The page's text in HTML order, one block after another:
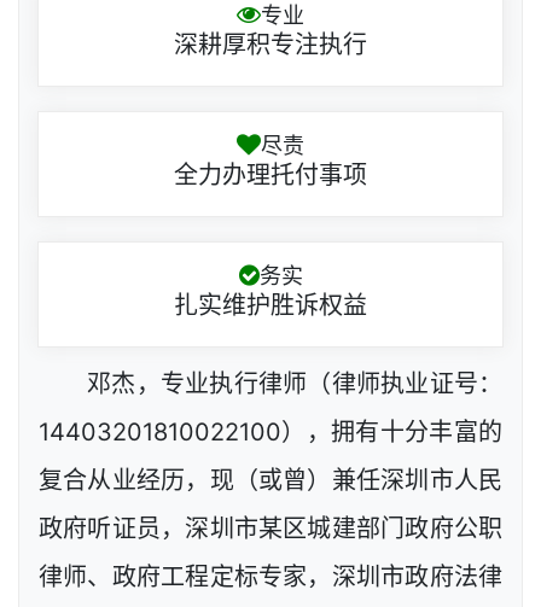
专业
深耕厚积专注执行
尽责
全力办理托付事项
务实
扎实维护胜诉权益
邓杰，专业执行律师（律师执业证号：
14403201810022100），拥有十分丰富的
复合从业经历，现（或曾）兼任深圳市人民
政府听证员，深圳市某区城建部门政府公职
律师、政府工程定标专家，深圳市政府法律